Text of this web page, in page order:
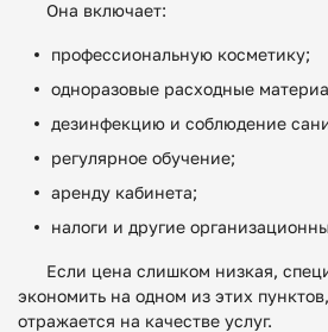
Она включает:
профессиональную косметику;
одноразовые расходные
дезинфекцию и соблюдение
регулярное обучение;
аренду кабинета;
налоги и другие
Если цена слишком низкая,
экономить на одном из этих
отражается на качестве услуг.